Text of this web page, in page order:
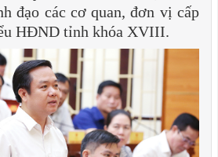
đạo các cơ quan, đơn vị cấp
HĐND tỉnh khóa XVIII.